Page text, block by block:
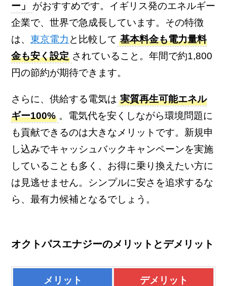
ー」
がおすすめです。イギリス発のエネルギー
企業で、世界で急成長しています。その特徴
は、東京電力 と比較して 基本料金も電力量料
金も安く設定 されていること。年間で約1,800
円の節約が期待できます。
さらに、供給する電気は 実質再生可能エネル
ギー100% 。電気代を安くしながら環境問題に
も貢献できるのは大きなメリットです。新規申
し込みでキャッシュバックキャンペーンを実施
していることも多く、お得に乗り換えたい方に
は見逃せません。シンプルに安さを追求するな
ら、最有力候補となるでしょう。
オクトパスエナジーのメリットとデメリット
メリット デメリット